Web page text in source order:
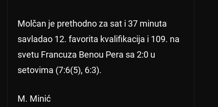
Molčan je prethodno za sat i 37 minuta
savladao 12. favorita kvalifikacija i 109. na
svetu Francuza Benou Pera sa 2:0 u
setovima (7:6(5), 6:3).
M. Minić